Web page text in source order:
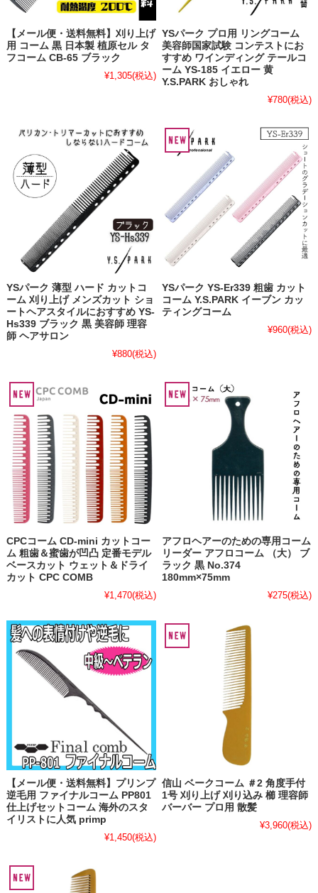
【メール便・送料無料】刈り上げ
用 コーム 黒 日本製 植原セル タ
フコーム CB-65 ブラック
¥1,305(税込)
YSパーク プロ用 リングコーム
美容師国家試験 コンテストにお
すすめ ワインディング テールコ
ーム YS-185 イエロー 黄
Y.S.PARK おしゃれ
¥780(税込)
YSパーク 薄型 ハード カットコ
ーム 刈り上げ メンズカット ショ
ートヘアスタイルにおすすめ YS-
Hs339 ブラック 黒 美容師 理容
師 ヘアサロン
¥880(税込)
YSパーク YS-Er339 粗歯 カット
コーム Y.S.PARK イーブン カッ
ティングコーム
¥960(税込)
CPCコーム CD-mini カットコー
ム 粗歯＆蜜歯が凹凸 定番モデル
ベースカット ウェット＆ドライ
カット CPC COMB
¥1,470(税込)
アフロヘアーのための専用コーム
リーダー アフロコーム （大） ブ
ラック 黒 No.374
180mm×75mm
¥275(税込)
【メール便・送料無料】プリンプ
逆毛用 ファイナルコーム PP801
仕上げセットコーム 海外のスタ
イリストに人気 primp
¥1,450(税込)
信山 ベークコーム ＃2 角度手付
1号 刈り上げ 刈り込み 櫛 理容師
バーバー プロ用 散髪
¥3,960(税込)